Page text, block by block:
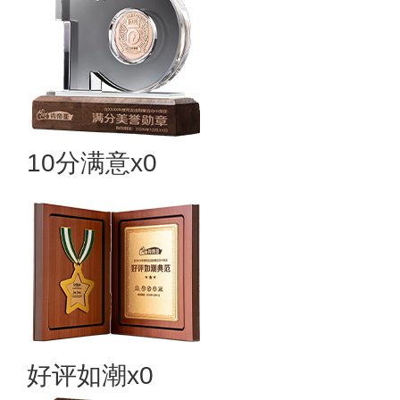
10分满意x0
好评如潮x0